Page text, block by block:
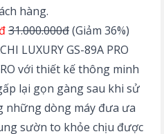
hàng.
31.000.000đ(Giảm 36%)
LUXURY GS-89A PRO
với thiết kế thông minh
lại gọn gàng sau khi sử
những dòng máy đưa ưa
sườn to khỏe chịu được